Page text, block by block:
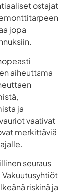
ostajat
jopa
aiheuttama
ja
vaativat
merkittäviä
seuraus
riskinä ja